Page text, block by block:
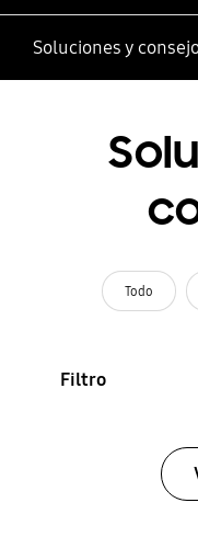
Soluciones y
Todo
Filtro